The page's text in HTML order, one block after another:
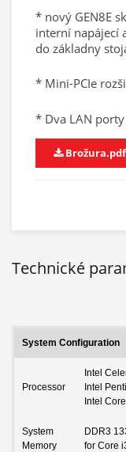
* nový GEN8E
interní napájecí
do základny
* Mini-PCIe
* Dva LAN porty
Brožura.pdf
Technické
System Configuration
Processor
Intel
Intel
Intel
System
Memory
DDR3
for Core